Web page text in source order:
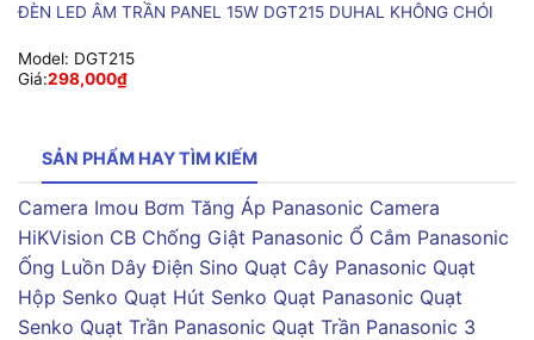
ĐÈN LED ÂM TRẦN PANEL 15W DGT215 DUHAL KHÔNG CHÓI
Model: DGT215
Giá:298,000₫
SẢN PHẨM HAY TÌM KIẾM
Camera Imou Bơm Tăng Áp Panasonic Camera
HiKVision CB Chống Giật Panasonic Ổ Cắm Panasonic
Ống Luồn Dây Điện Sino Quạt Cây Panasonic Quạt
Hộp Senko Quạt Hút Senko Quạt Panasonic Quạt
Senko Quạt Trần Panasonic Quạt Trần Panasonic 3